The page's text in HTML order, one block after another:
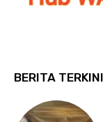
BERITA TERKINI